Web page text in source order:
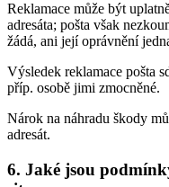
Reklamace může být
adresáta; pošta však
žádá, ani její oprávnění
Výsledek reklamace pošta
příp. osobě jimi zmocněné.
Nárok na náhradu škody
adresát.
6. Jaké jsou